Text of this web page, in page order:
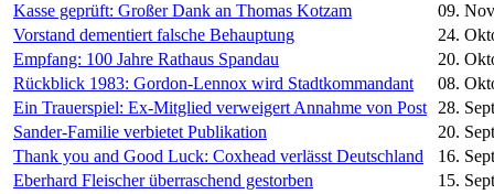
Kasse geprüft: Großer Dank an Thomas Kotzam
09.
Vorstand dementiert falsche Behauptung
24.
Empfang: 100 Jahre Rathaus Spandau
20.
Rückblick 1983: Gordon-Lennox wird Stadtkommandant
08.
Ein Trauerspiel: Ex-Mitglied verweigert Annahme von Post
28.
Sander-Familie verbietet Publikation
20.
Thank you and Good Luck: Coxhead verlässt Deutschland
16.
Eberhard Fleischer überraschend gestorben
15.